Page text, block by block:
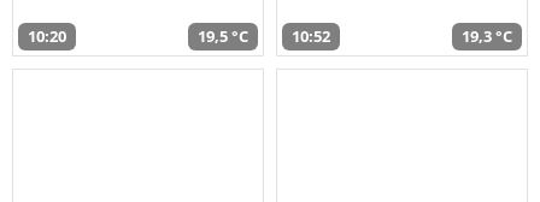
10:20 19,5 °C 10:52 19,3 °C